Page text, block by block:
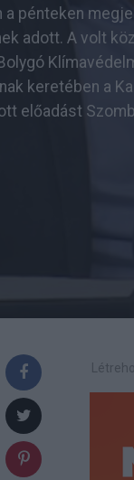
pénteken
adott. A volt
keretében a
előadást